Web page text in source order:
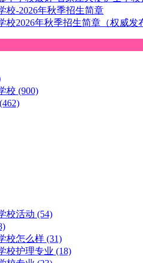
校-2026年秋季招生简章
校2026年秋季招生简章（权威发
校 (900)
(462)
校活动 (54)
校怎么样 (31)
校护理专业 (18)